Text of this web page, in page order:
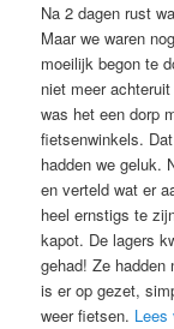
Na 2 dagen rust
Maar we waren
moeilijk begon te
niet meer
was het een dorp
fietsenwinkels.
hadden we geluk.
en verteld wat er
heel ernstigs te
kapot. De lagers
gehad! Ze hadden
is er op gezet,
weer fietsen. Lees